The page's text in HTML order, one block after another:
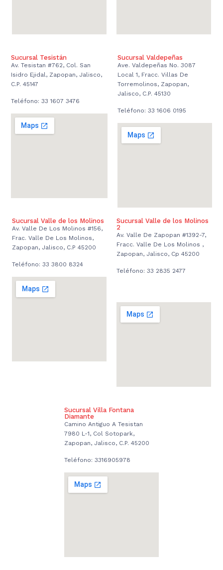
Sucursal Tesistán
Av. Tesistan #762, Col. San
Isidro Ejidal, Zapopan, Jalisco,
C.P. 45147
Teléfono: 33 1607 3476
Sucursal Valdepeñas
Ave. Valdepeñas No. 3087
Local 1, Fracc. Villas De
Torremolinos, Zapopan,
Jalisco, C.P. 45130
Teléfono: 33 1606 0195
Sucursal Valle de los Molinos
Av. Valle De Los Molinos #156,
Frac. Valle De Los Molinos,
Zapopan, Jalisco, C.P 45200
Teléfono: 33 3800 8324
Sucursal Valle de los Molinos
2
Av. Valle De Zapopan #1392-7,
Fracc. Valle De Los Molinos ,
Zapopan, Jalisco, Cp 45200
Teléfono: 33 2835 2477
Sucursal Villa Fontana
Diamante
Camino Antiguo A Tesistan
7980 L-1, Col Sotopark,
Zapopan, Jalisco, C.P. 45200
Teléfono: 3316905978